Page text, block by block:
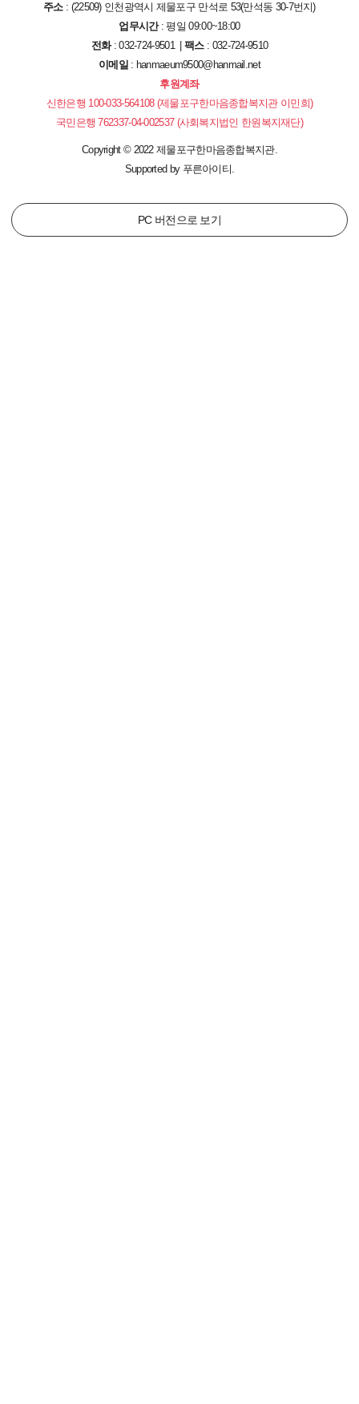
주소: (22509) 인천광역시 제물포구 만석로 53(만석동 30-7번지)
업무시간: 평일 09:00~18:00
전화: 032-724-9501 |팩스: 032-724-9510
이메일: hanmaeum9500@hanmail.net
후원계좌
신한은행 100-033-564108 (제물포구한마음종합복지관 이민희)
국민은행 762337-04-002537 (사회복지법인 한원복지재단)
Copyright ©2022 제물포구한마음종합복지관.
Supported by 푸른아이티.
PC 버전으로 보기